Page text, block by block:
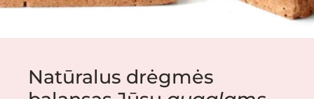
Natūralus drėgmės